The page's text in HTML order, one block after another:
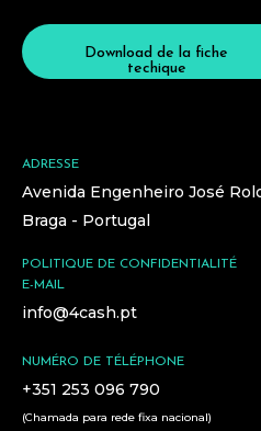
Download de la fiche
techique
ADRESSE
Avenida Engenheiro José
Braga - Portugal
POLITIQUE DE CONFIDENTIALITÉ
E-MAIL
info@4cash.pt
NUMÉRO DE TÉLÉPHONE
+351 253 096 790
(Chamada para rede fixa nacional)